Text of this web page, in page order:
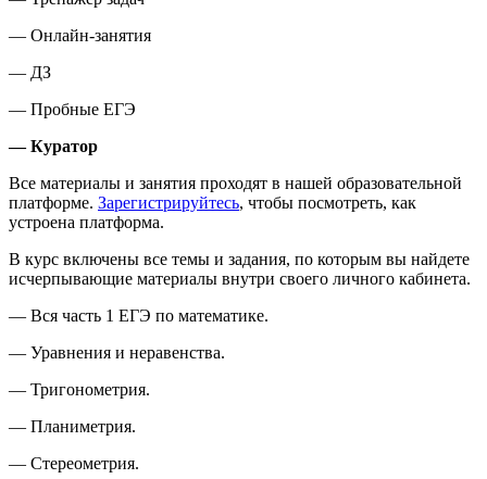
— Онлайн-занятия
— ДЗ
— Пробные ЕГЭ
— Куратор
Все материалы и занятия проходят в нашей образовательной
платформе. Зарегистрируйтесь, чтобы посмотреть, как
устроена платформа.
В курс включены все темы и задания, по которым вы найдете
исчерпывающие материалы внутри своего личного кабинета.
— Вся часть 1 ЕГЭ по математике.
— Уравнения и неравенства.
— Тригонометрия.
— Планиметрия.
— Стереометрия.